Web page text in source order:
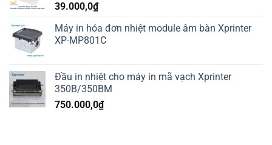
39.000,0₫
Máy in hóa đơn nhiệt module âm bàn Xprinter
XP-MP801C
Đầu in nhiệt cho máy in mã vạch Xprinter
350B/350BM
750.000,0₫